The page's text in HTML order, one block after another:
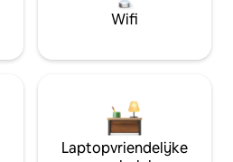
Wifi
Laptopvriendelijke